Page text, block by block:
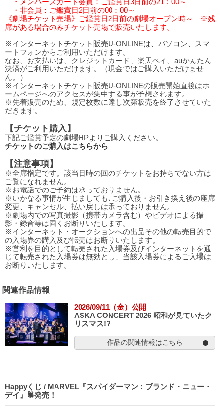
・メンバーズカード会員：ご鑑賞日3日前の21：00～
・非会員：ご鑑賞日2日前の00：00～
《劇場チケット売場》ご鑑賞日2日前の劇場オープン時～ ※残
席がある場合のみチケット売場で販売いたします。
※インターネットチケット販売U-ONLINEは、パソコン、スマ
ートフォンからご利用いただけます。
なお、お支払いは、クレジットカード、楽天ペイ、auかんたん
決済がご利用いただけます。（現金ではご購入いただけませ
ん。）
※インターネットチケット販売U-ONLINEの販売開始直後はホ
ームページへのアクセスが集中する事が予想されます。
※先着販売のため、規定枚数に達し次第販売を終了させていた
だきます。
【チケット購入】
下記ご鑑賞予定の劇場HPよりご購入ください。
チケットのご購入はこちらから
【注意事項】
※全席指定です。該当日時の回のチケットをお持ちでない方は
ご覧になれません。
※お電話でのご予約は承っておりません。
※いかなる事情が生じましても､ご購入後・お引き換え後の座席
変更、キャンセル、払い戻しは承っておりません。
※劇場内での写真撮影（携帯カメラ含む）やビデオによる撮
影・録音等は固くお断りいたします。
※インターネット・オークションへの出品その他の転売目的で
の入場券の購入及び転売はお断りいたします。
※営利を目的として転売された入場券及びインターネットを通
じて転売された入場券は無効とし、当該入場券によるご入場は
お断りいたします。
関連作品情報
2026/09/11（金）公開
ASKA CONCERT 2026 昭和が見ていたク
リスマス!?
作品の関連情報はこちら
Happyくじ / MARVEL『スパイダーマン：ブランド・ニュー・
デイ』🕷発売！